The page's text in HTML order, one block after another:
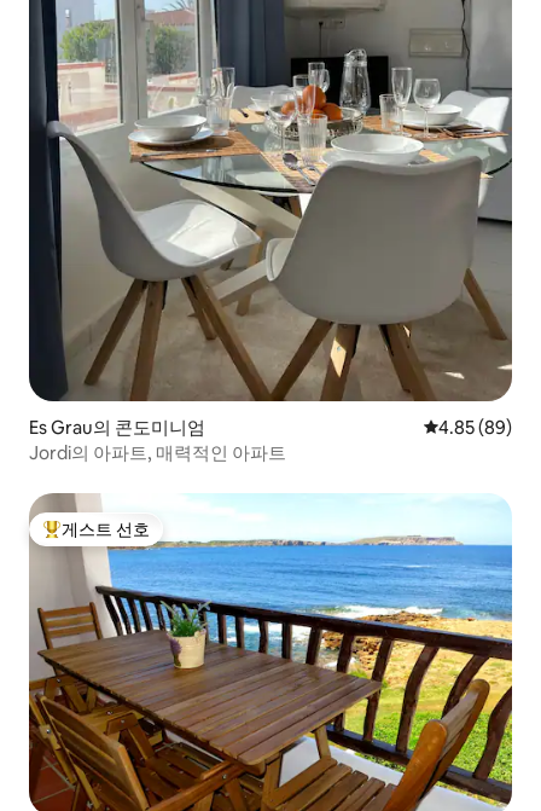
Es Grau의 콘도미니엄 평점 4.85점(5
4.85 (89)
Jordi의 아파트, 매력적인 아파트
상위 게스트 선호
게스트 선호